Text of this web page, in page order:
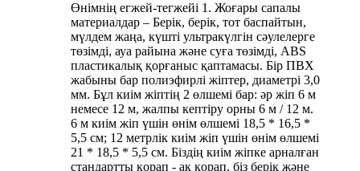
Өнімнің егжей-тегжейі 1. Жоғары сапалы
материалдар – Берік, берік, тот баспайтын,
мүлдем жаңа, күшті ультракүлгін сәулелерге
төзімді, ауа райына және суға төзімді, ABS
пластикалық қорғаныс қаптамасы. Бір ПВХ
жабыны бар полиэфирлі жіптер, диаметрі 3,0
мм. Бұл киім жіптің 2 өлшемі бар: әр жіп 6 м
немесе 12 м, жалпы кептіру орны 6 м / 12 м.
6 м киім жіп үшін өнім өлшемі 18,5 * 16,5 *
5,5 см; 12 метрлік киім жіп үшін өнім өлшемі
21 * 18,5 * 5,5 см. Біздің киім жіпке арналған
стандартты қорап - ақ қорап, біз берік және